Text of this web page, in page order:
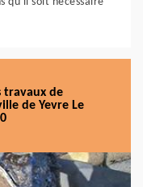
travaux de
de Yevre Le